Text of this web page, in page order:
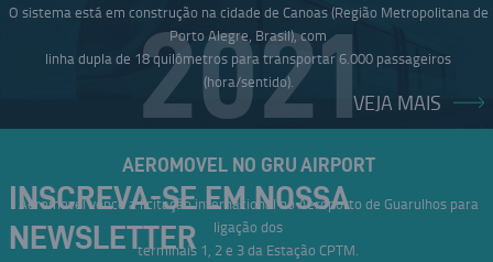
O sistema está em construção na cidade de Canoas (Região Metropolitana de
Porto Alegre, Brasil), com
linha dupla de 18 quilômetros para transportar 6.000 passageiros
(hora/sentido).
2021
AEROMOVEL NO GRU AIRPORT
Aeromovel vence a licitação internacional no Aeroporto de Guarulhos para
ligação dos
terminais 1, 2 e 3 da Estação CPTM.
VEJA MAIS
INSCREVA-SE EM NOSSA
NEWSLETTER